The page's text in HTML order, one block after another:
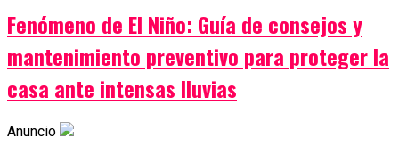
Fenómeno de El Niño: Guía de consejos y
mantenimiento preventivo para proteger la
casa ante intensas lluvias
Anuncio